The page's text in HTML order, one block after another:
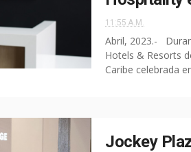
11:55 A.M.
Abril, 2023.-
Hotels & Resorts
Caribe celebrada
Jockey